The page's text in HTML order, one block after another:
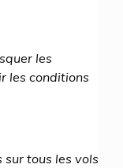
les
les conditions
tous les vols